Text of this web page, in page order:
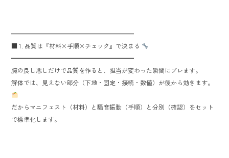
━━━━━━━━━━━━━━━━━━━━
■ 1. 品質は『材料×手順×チェック』で決まる
━━━━━━━━━━━━━━━━━━━━
腕の良し悪しだけで品質を作ると、担当が変わった瞬間にブレます。
解体では、見えない部分（下地・固定・接続・数値）が後から効きます。
だからマニフェスト（材料）と騒音振動（手順）と分別（確認）をセット
で標準化します。